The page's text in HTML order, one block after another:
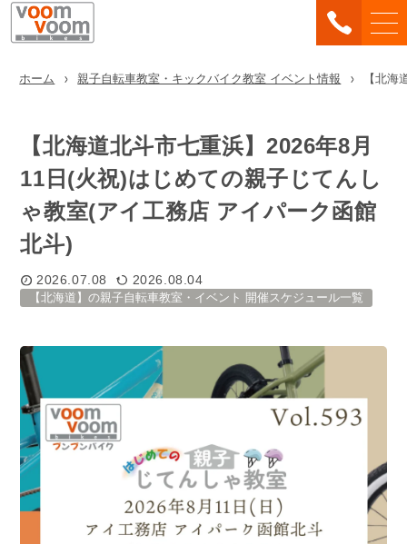
ホーム 親子自転車教室・キックバイク教室 イベント情報 【北
【北海道北斗市七重浜】2026年8月
11日(火祝)はじめての親子じてんし
ゃ教室(アイ工務店 アイパーク函館
北斗)
2026.07.08 2026.08.04
【北海道】の親子自転車教室・イベント 開催スケジュール一覧